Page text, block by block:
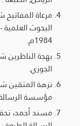
مرعاة
1984م.
بهجة الناظرين
الجوزي.
نزهة المتقين
مؤسسة الرسالة,
مسند أحمد،